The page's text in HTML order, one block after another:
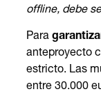
offline, debe
Para
anteproyecto
estricto. Las
entre 30.000